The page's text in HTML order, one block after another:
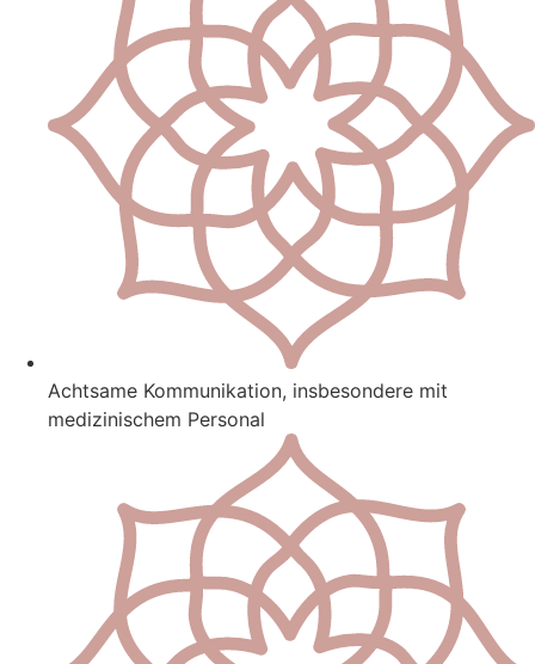
Achtsame Kommunikation, insbesondere mit
medizinischem Personal